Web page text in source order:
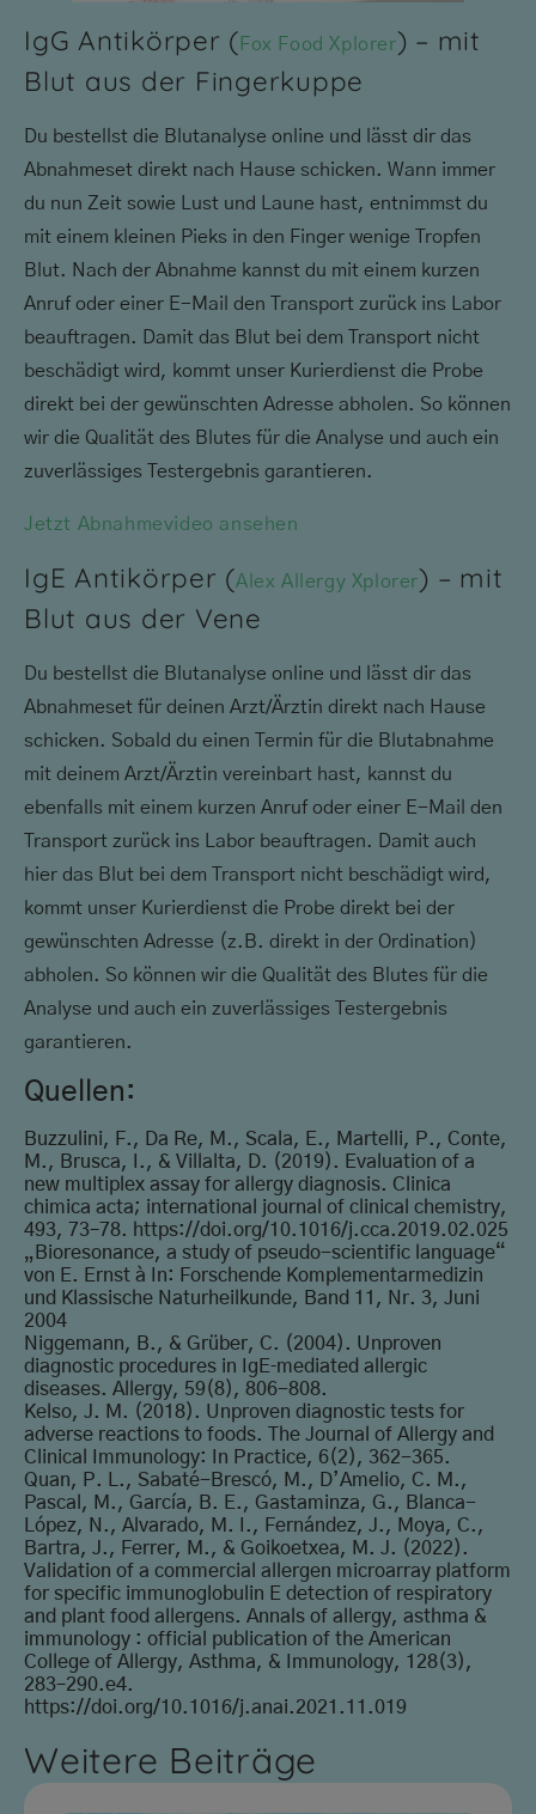
IgG Antikörper ( Fox Food Xplorer) – mit
Blut aus der Fingerkuppe
Du bestellst die Blutanalyse online und lässt dir das
Abnahmeset direkt nach Hause schicken. Wann immer
du nun Zeit sowie Lust und Laune hast, entnimmst du
mit einem kleinen Pieks in den Finger wenige Tropfen
Blut. Nach der Abnahme kannst du mit einem kurzen
Anruf oder einer E-Mail den Transport zurück ins Labor
beauftragen. Damit das Blut bei dem Transport nicht
beschädigt wird, kommt unser Kurierdienst die Probe
direkt bei der gewünschten Adresse abholen. So können
wir die Qualität des Blutes für die Analyse und auch ein
zuverlässiges Testergebnis garantieren.
Jetzt Abnahmevideo ansehen
IgE Antikörper (Alex Allergy Xplorer) – mit
Blut aus der Vene
Du bestellst die Blutanalyse online und lässt dir das
Abnahmeset für deinen Arzt/Ärztin direkt nach Hause
schicken. Sobald du einen Termin für die Blutabnahme
mit deinem Arzt/Ärztin vereinbart hast, kannst du
ebenfalls mit einem kurzen Anruf oder einer E-Mail den
Transport zurück ins Labor beauftragen. Damit auch
hier das Blut bei dem Transport nicht beschädigt wird,
kommt unser Kurierdienst die Probe direkt bei der
gewünschten Adresse (z.B. direkt in der Ordination)
abholen. So können wir die Qualität des Blutes für die
Analyse und auch ein zuverlässiges Testergebnis
garantieren.
Quellen:
Buzzulini, F., Da Re, M., Scala, E., Martelli, P., Conte,
M., Brusca, I., & Villalta, D. (2019). Evaluation of a
new multiplex assay for allergy diagnosis. Clinica
chimica acta; international journal of clinical chemistry,
493, 73–78. https://doi.org/10.1016/j.cca.2019.02.025
„Bioresonance, a study of pseudo-scientific language“
von E. Ernst à In: Forschende Komplementarmedizin
und Klassische Naturheilkunde, Band 11, Nr. 3, Juni
2004
Niggemann, B., & Grüber, C. (2004). Unproven
diagnostic procedures in IgE‐mediated allergic
diseases. Allergy, 59(8), 806-808.
Kelso, J. M. (2018). Unproven diagnostic tests for
adverse reactions to foods. The Journal of Allergy and
Clinical Immunology: In Practice, 6(2), 362-365.
Quan, P. L., Sabaté-Brescó, M., D’Amelio, C. M.,
Pascal, M., García, B. E., Gastaminza, G., Blanca-
López, N., Alvarado, M. I., Fernández, J., Moya, C.,
Bartra, J., Ferrer, M., & Goikoetxea, M. J. (2022).
Validation of a commercial allergen microarray platform
for specific immunoglobulin E detection of respiratory
and plant food allergens. Annals of allergy, asthma &
immunology : official publication of the American
College of Allergy, Asthma, & Immunology, 128(3),
283–290.e4.
https://doi.org/10.1016/j.anai.2021.11.019
Weitere Beiträge